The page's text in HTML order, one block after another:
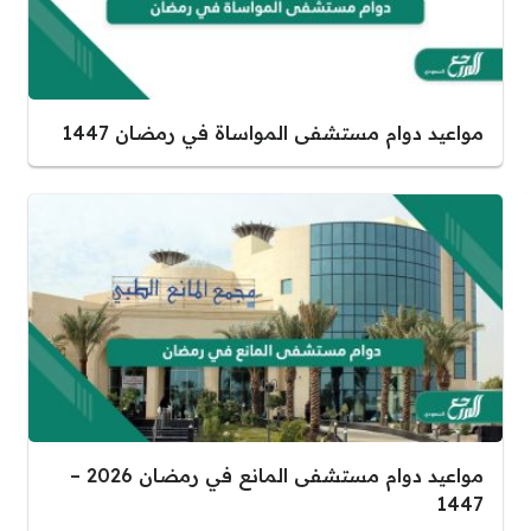
مواعيد دوام مستشفى المواساة في رمضان 1447
مواعيد دوام مستشفى المانع في رمضان 2026 –
1447